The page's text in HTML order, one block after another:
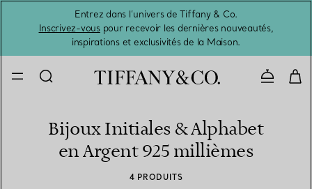
Entrez dans l’univers de Tiffany & Co.
Inscrivez-vouspour recevoir les dernières nouveautés,
inspirations et exclusivités de la Maison.
Bijoux Initiales & Alphabet
en Argent 925 millièmes
4 PRODUITS